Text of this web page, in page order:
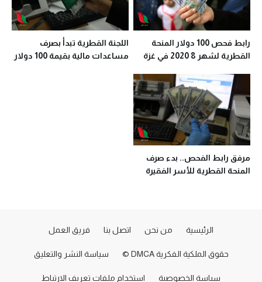
رابط فحص 100 دولار المنحة
القطرية لشهر 8 2020 في غزة
اللجنة القطرية تبدأ بصرف
مساعدات مالية بقيمة 100 دولار
مرفق رابط الفحص.. بدء صرف
المنحة القطرية للأسر الفقيرة
الرئيسية من نحن اتصل بنا فريق العمل
حقوق الملكية الفكرية DMCA © سياسة النشر والتعليق
سياسة الخصوصية استخدام ملفات تعريف الارتباط